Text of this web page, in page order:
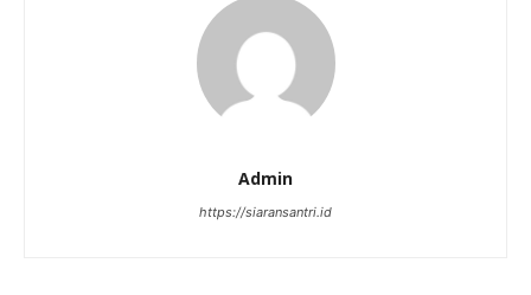
Admin
https://siaransantri.id